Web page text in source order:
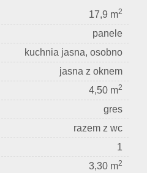
17,9 m2
panele
kuchnia jasna, osobno
jasna z oknem
4,50 m2
gres
razem z wc
1
3,30 m2